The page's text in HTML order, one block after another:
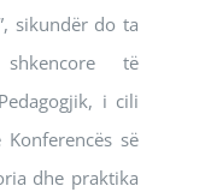
sikundër do ta
të
i cili
së
dhe praktika